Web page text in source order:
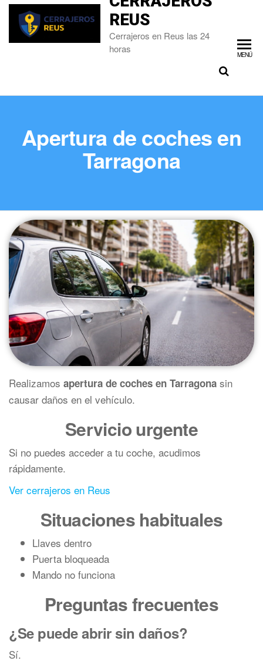
REUS
Cerrajeros en Reus las 24
horas
MENÚ
Apertura de coches en
Tarragona
Realizamos apertura de coches en Tarragona sin
causar daños en el vehículo.
Servicio urgente
Si no puedes acceder a tu coche, acudimos
rápidamente.
Ver cerrajeros en Reus
Situaciones habituales
Llaves dentro
Puerta bloqueada
Mando no funciona
Preguntas frecuentes
¿Se puede abrir sin daños?
Sí.